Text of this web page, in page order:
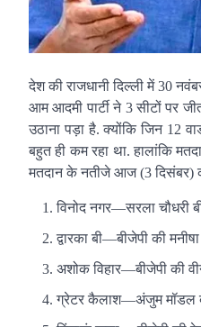
देश की राजधानी दिल्ली में 30
आम आदमी पार्टी ने 3 सीटों पर
उठाना पड़ा है. क्योंकि जिन 12
बहुत ही कम रहा था. हालांकि
मतदान के नतीजे आज (3
विनोद नगर—सरला चौधरी
द्वारका बी—बीजेपी की
अशोक विहार—बीजेपी की
ग्रेटर कैलाश—अंजुम मॉडल